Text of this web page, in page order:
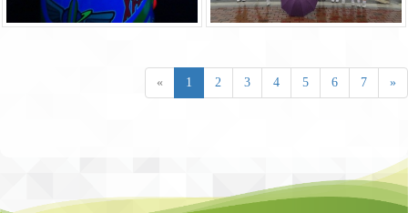
« 1 2 3 4 5 6 7 »